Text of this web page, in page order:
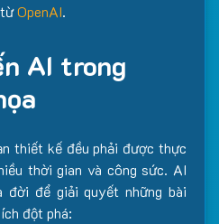
OpenAI.
AI trong
thiết kế đều phải được thực
thời gian và công sức. AI
để giải quyết những bài
đột phá: